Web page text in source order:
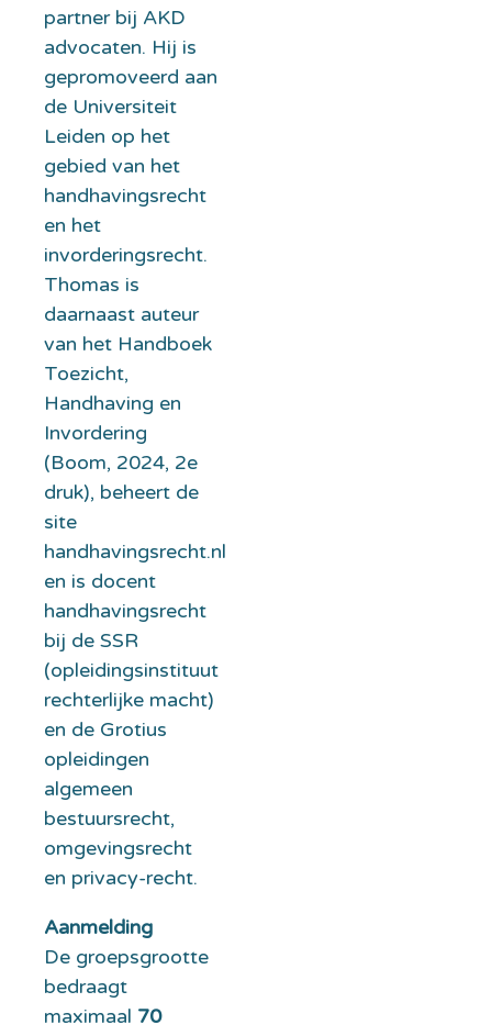
partner bij AKD
advocaten. Hij is
gepromoveerd aan
de Universiteit
Leiden op het
gebied van het
handhavingsrecht
en het
invorderingsrecht.
Thomas is
daarnaast auteur
van het Handboek
Toezicht,
Handhaving en
Invordering
(Boom, 2024, 2e
druk), beheert de
site
handhavingsrecht.nl
en is docent
handhavingsrecht
bij de SSR
(opleidingsinstituut
rechterlijke macht)
en de Grotius
opleidingen
algemeen
bestuursrecht,
omgevingsrecht
en privacy-recht.
Aanmelding
De groepsgrootte
bedraagt
maximaal 70